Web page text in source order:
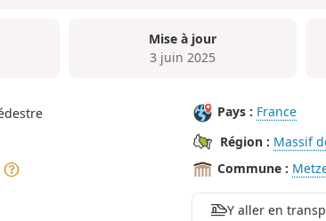
Mise à jour
3 juin 2025
Pays : France
Région : Massif
Commune :
Y aller en